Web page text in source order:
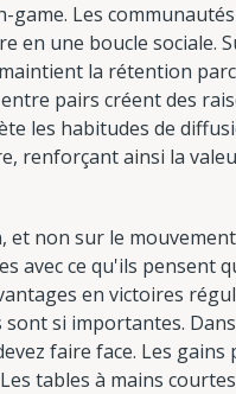
Les
en une boucle sociale.
maintient la rétention
pairs créent des
les habitudes de
renforçant ainsi la
non sur le
avec ce qu'ils pensent
en victoires
si importantes.
faire face. Les
tables à mains